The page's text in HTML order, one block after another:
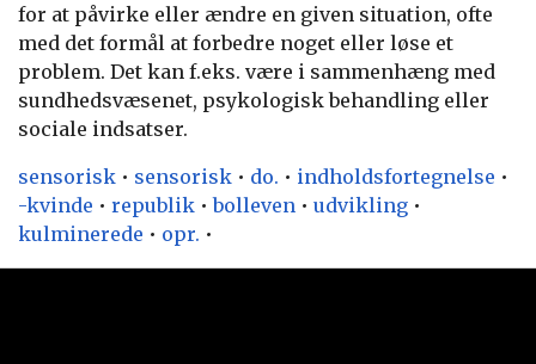
for at påvirke eller ændre en given situation, ofte
med det formål at forbedre noget eller løse et
problem. Det kan f.eks. være i sammenhæng med
sundhedsvæsenet, psykologisk behandling eller
sociale indsatser.
sensorisk • sensorisk • do. • indholdsfortegnelse •
-kvinde • republik •bolleven • udvikling •
kulminerede • opr. •